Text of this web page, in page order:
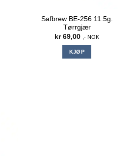
Safbrew BE-256 11.5g.
Tørrgjær
kr69,00 ,- NOK
KJØP